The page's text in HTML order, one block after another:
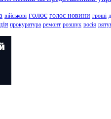
військові голос голос новини гроші
прокуратура ремонт розшук росія